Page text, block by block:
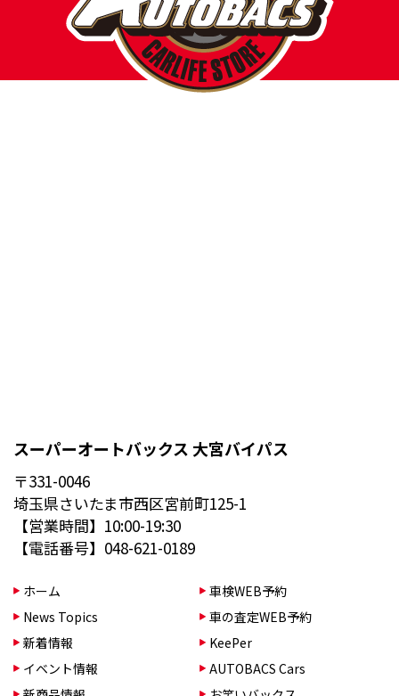
スーパーオートバックス 大宮バイパス
〒331-0046
埼玉県さいたま市西区宮前町125-1
【営業時間】10:00-19:30
【電話番号】048-621-0189
ホーム
News Topics
新着情報
イベント情報
車検WEB予約
車の査定WEB予約
KeePer
AUTOBACS Cars